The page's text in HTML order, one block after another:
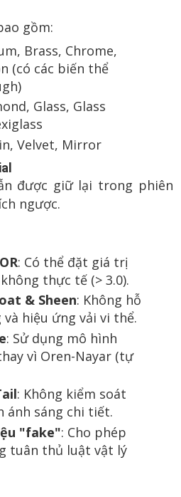
gồm:
Brass, Chrome,
(có các biến thể
Glass, Glass
Velvet, Mirror
được giữ lại trong phiên
ngược.
: Có thể đặt giá trị
thực tế (> 3.0).
& Sheen: Không hỗ
hiệu ứng vải vi thể.
: Sử dụng mô hình
vì Oren-Nayar (tự
: Không kiểm soát
ánh sáng chi tiết.
"fake": Cho phép
tuân thủ luật vật lý